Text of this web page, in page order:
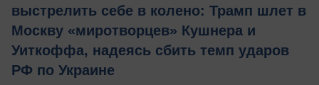
выстрелить себе в колено: Трамп шлет в
Москву «миротворцев» Кушнера и
Уиткоффа, надеясь сбить темп ударов
РФ по Украине